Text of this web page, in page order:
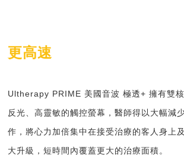
更高速
Ultherapy PRIME 美國音波 極透+擁有雙
反光、高靈敏的觸控螢幕，醫師得以大幅減
作，將心力加倍集中在接受治療的客人身上
大升級，短時間內覆蓋更大的治療面積。